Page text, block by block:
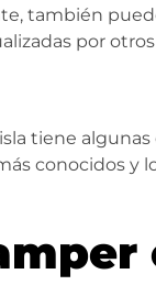
también
por otros
tiene
conocidos y